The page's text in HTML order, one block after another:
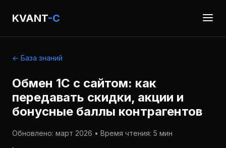
KVANT-C
← База знаний
Обмен 1С с сайтом: как
передавать скидки, акции и
бонусные баллы контрагентов
Обновлено: март 2026 • Время чтения: 5 мин